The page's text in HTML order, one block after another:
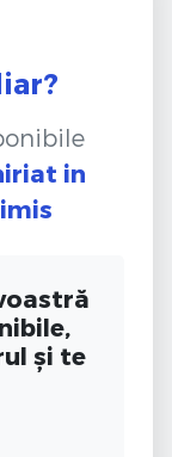
in
și te